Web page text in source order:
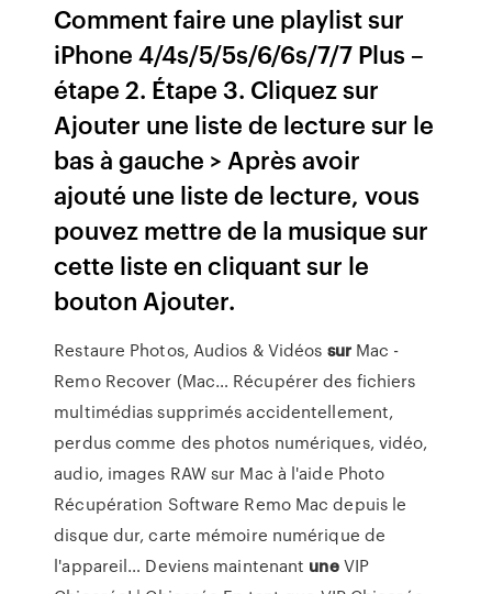
Comment faire une playlist sur
iPhone 4/4s/5/5s/6/6s/7/7 Plus –
étape 2. Étape 3. Cliquez sur
Ajouter une liste de lecture sur le
bas à gauche > Après avoir
ajouté une liste de lecture, vous
pouvez mettre de la musique sur
cette liste en cliquant sur le
bouton Ajouter.
Restaure Photos, Audios & Vidéos surMac -
Remo Recover (Mac… Récupérer des fichiers
multimédias supprimés accidentellement,
perdus comme des photos numériques, vidéo,
audio, images RAW sur Mac à l'aide Photo
Récupération Software Remo Mac depuis le
disque dur, carte mémoire numérique de
l'appareil… Deviens maintenant uneVIP